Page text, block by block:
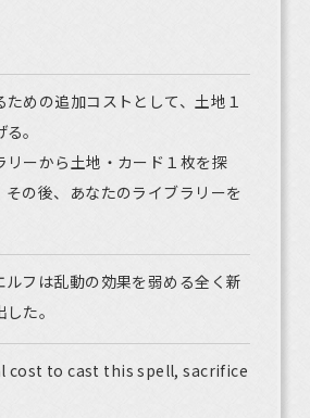
ための追加コストとして、土地１
。
リーから土地・カード１枚を探
その後、あなたのライブラリーを
ルフは乱動の効果を弱める全く新
た。
cost to cast this spell, sacrifice